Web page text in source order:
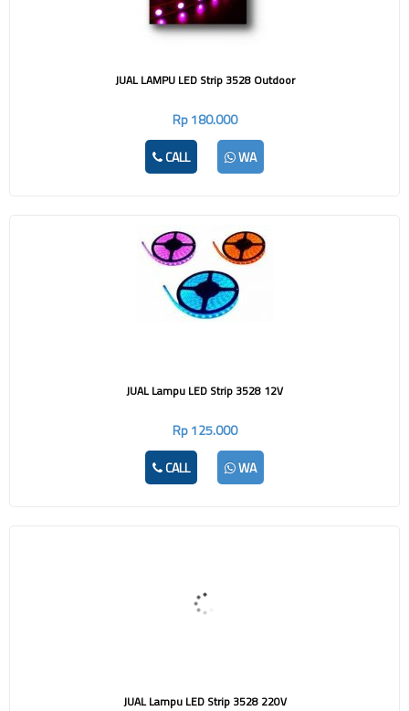
JUAL LAMPU LED Strip 3528 Outdoor
Rp 180.000
CALL
WA
JUAL Lampu LED Strip 3528 12V
Rp 125.000
CALL
WA
JUAL Lampu LED Strip 3528 220V